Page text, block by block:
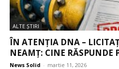
ALTE ŞTIRI
ÎN ATENȚIA DNA –
NEAMȚ: CINE RĂSPUNDE
News Solid - martie 11, 2026